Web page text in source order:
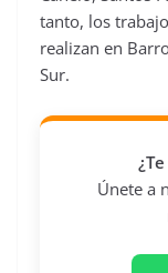
tanto, los
realizan en
Sur.
Únete a